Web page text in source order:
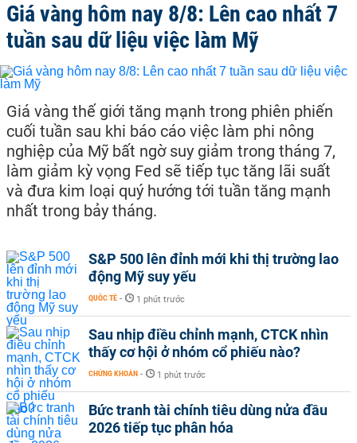
Giá vàng hôm nay 8/8: Lên cao nhất 7
tuần sau dữ liệu việc làm Mỹ
Giá vàng thế giới tăng mạnh trong phiên phiến
cuối tuần sau khi báo cáo việc làm phi nông
nghiệp của Mỹ bất ngờ suy giảm trong tháng 7,
làm giảm kỳ vọng Fed sẽ tiếp tục tăng lãi suất
và đưa kim loại quý hướng tới tuần tăng mạnh
nhất trong bảy tháng.
S&P 500 lên đỉnh mới khi thị trường lao
động Mỹ suy yếu
QUỐC TẾ - 1 phút trước
Sau nhịp điều chỉnh mạnh, CTCK nhìn
thấy cơ hội ở nhóm cổ phiếu nào?
CHỨNG KHOÁN - 1 phút trước
Bức tranh tài chính tiêu dùng nửa đầu
2026 tiếp tục phân hóa